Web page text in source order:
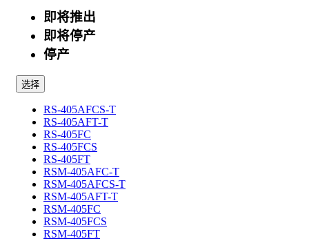
即将推出
即将停产
停产
选择
RS-405AFCS-T
RS-405AFT-T
RS-405FC
RS-405FCS
RS-405FT
RSM-405AFC-T
RSM-405AFCS-T
RSM-405AFT-T
RSM-405FC
RSM-405FCS
RSM-405FT